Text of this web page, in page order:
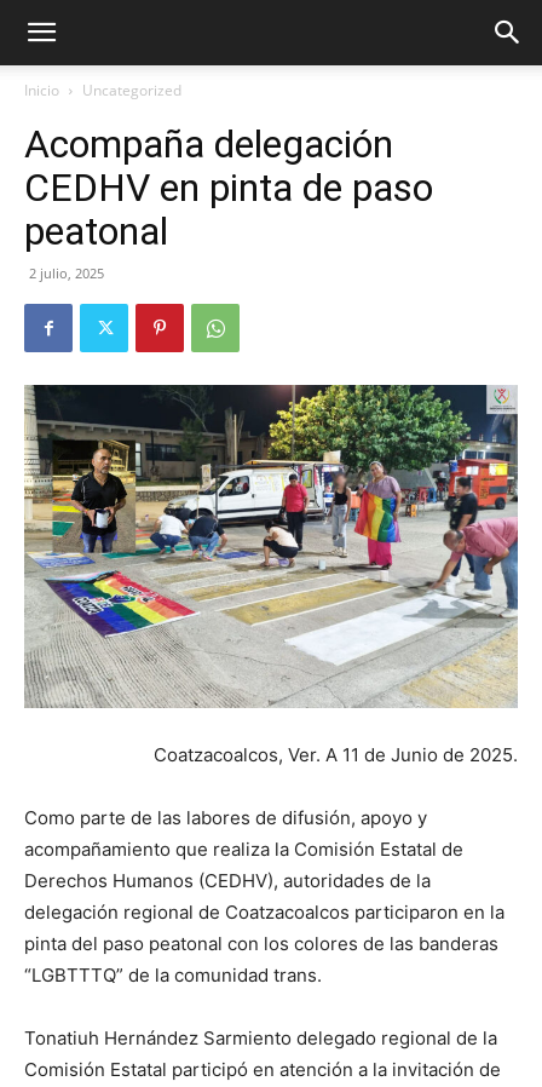
Inicio Uncategorized
Acompaña delegación
CEDHV en pinta de paso
peatonal
2 julio, 2025
Coatzacoalcos, Ver. A 11 de Junio de 2025.
Como parte de las labores de difusión, apoyo y
acompañamiento que realiza la Comisión Estatal de
Derechos Humanos (CEDHV), autoridades de la
delegación regional de Coatzacoalcos participaron en la
pinta del paso peatonal con los colores de las banderas
“LGBTTTQ” de la comunidad trans.
Tonatiuh Hernández Sarmiento delegado regional de la
Comisión Estatal participó en atención a la invitación de